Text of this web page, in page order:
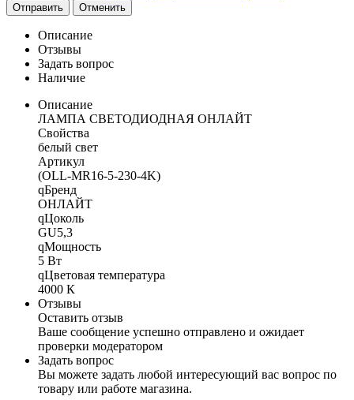
Отправить Отменить
Описание
Отзывы
Задать вопрос
Наличие
Описание
ЛАМПА СВЕТОДИОДНАЯ ОНЛАЙТ
Свойства
белый свет
Артикул
(OLL-MR16-5-230-4K)
qБренд
ОНЛАЙТ
qЦоколь
GU5,3
qМощность
5 Вт
qЦветовая температура
4000 К
Отзывы
Оставить отзыв
Ваше сообщение успешно отправлено и ожидает
проверки модератором
Задать вопрос
Вы можете задать любой интересующий вас вопрос по
товару или работе магазина.